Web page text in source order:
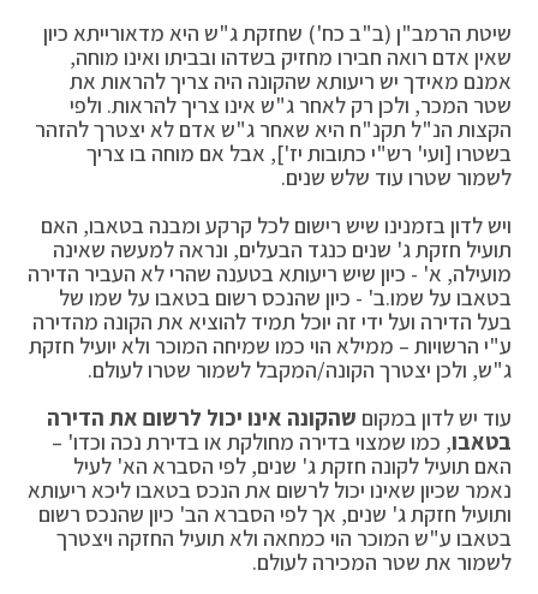
שיטת הרמב"ן (ב"ב כח') שחזקת ג"ש היא מדאורייתא כיון
שאין אדם רואה חבירו מחזיק בשדהו ובביתו ואינו מוחה,
אמנם מאידך יש ריעותא שהקונה היה צריך להראות את
שטר המכר, ולכן רק לאחר ג"ש אינו צריך להראות. ולפי
הקצות הנ"ל תקנ"ח היא שאחר ג"ש אדם לא יצטרך להזהר
בשטרו [ועי' רש"י כתובות יז'], אבל אם מוחה בו צריך
לשמור שטרו עוד שלש שנים.
ויש לדון בזמנינו שיש רישום לכל קרקע ומבנה בטאבו, האם
תועיל חזקת ג' שנים כנגד הבעלים, ונראה למעשה שאינה
מועילה, א' - כיון שיש ריעותא בטענה שהרי לא העביר הדירה
בטאבו על שמו.ב' - כיון שהנכס רשום בטאבו על שמו של
בעל הדירה ועל ידי זה יוכל תמיד להוציא את הקונה מהדירה
ע"י הרשויות – ממילא הוי כמו שמיחה המוכר ולא יועיל חזקת
ג"ש, ולכן יצטרך הקונה/המקבל לשמור שטרו לעולם.
עוד יש לדון במקום שהקונה אינו יכול לרשום את הדירה
בטאבו, כמו שמצוי בדירה מחולקת או בדירת נכה וכדו' –
האם תועיל לקונה חזקת ג' שנים, לפי הסברא הא' לעיל
נאמר שכיון שאינו יכול לרשום את הנכס בטאבו ליכא ריעותא
ותועיל חזקת ג' שנים, אך לפי הסברא הב' כיון שהנכס רשום
בטאבו ע"ש המוכר הוי כמחאה ולא תועיל החזקה ויצטרך
לשמור את שטר המכירה לעולם.